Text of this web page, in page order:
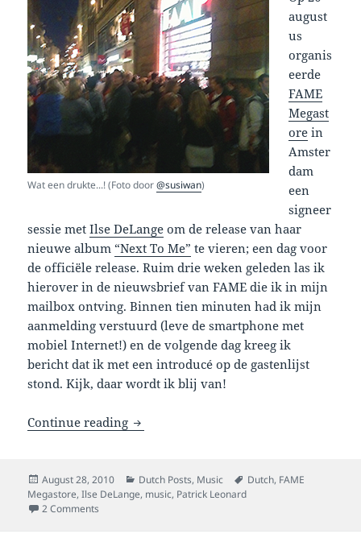
Wat een drukte...! (Foto door@susiwan)
august
us
organis
eerde
FAME
Megast
ore in
Amster
dam
een
signeer
sessie metIlse DeLange om de release van haar
nieuwe album“Next To Me” te vieren; een dag voor
de officiële release. Ruim drie weken geleden las ik
hierover in de nieuwsbrief van FAME die ik in mijn
mailbox ontving. Binnen tien minuten had ik mijn
aanmelding verstuurd (leve de smartphone met
mobiel Internet!) en de volgende dag kreeg ik
bericht dat ik met een introducé op de gastenlijst
stond. Kijk, daar wordt ik blij van!
Continue reading Ilse DeLange signeert nieuwe album
Posted
on
August 28, 2010 Categories
Dutch Posts, Music Tags
Dutch, FAME
Megastore,Ilse DeLange, music, Patrick Leonard
2 Comments